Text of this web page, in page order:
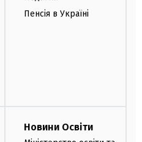
Пенсія в Україні
Новини Освіти